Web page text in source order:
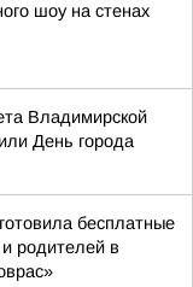
шоу на стенах
Владимирской
День города
бесплатные
родителей в